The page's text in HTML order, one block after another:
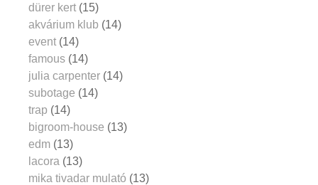
dürer kert (15)
akvárium klub (14)
event (14)
famous (14)
julia carpenter (14)
subotage (14)
trap (14)
bigroom-house (13)
edm (13)
lacora (13)
mika tivadar mulató (13)